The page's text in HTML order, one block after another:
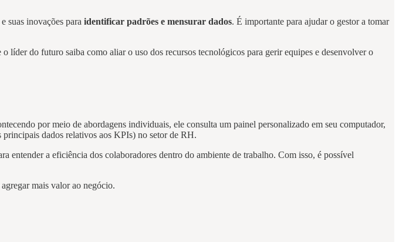
suas inovações para identificar padrões e mensurar dados. É importante para ajudar o gestor a tomar
líder do futuro saiba como aliar o uso dos recursos tecnológicos para gerir equipes e desenvolver o
por meio de abordagens individuais, ele consulta um painel personalizado em seu computador,
principais dados relativos aos KPIs) no setor de RH.
entender a eficiência dos colaboradores dentro do ambiente de trabalho. Com isso, é possível
mais valor ao negócio.